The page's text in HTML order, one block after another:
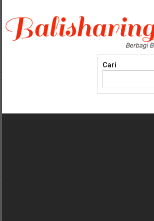
konten
Cari